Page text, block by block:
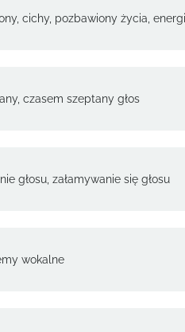
cichy, pozbawiony życia,
czasem szeptany głos
głosu, załamywanie się głosu
wokalne